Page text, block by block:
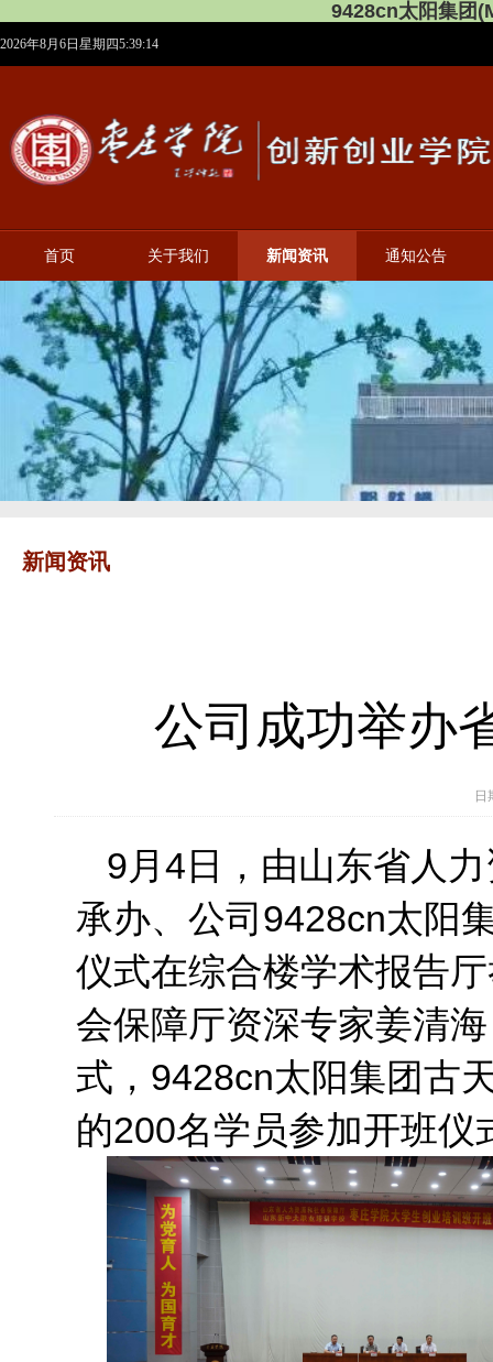
9428cn太阳集团
2026年8月6日星期四5:39:15
首页 关于我们 新闻资讯 通知公告
新闻资讯
公司成功举办
9月4日，由山东省人
承办、公司9428cn太阳
仪式在综合楼学术报告
会保障厅资深专家姜清
式，9428cn太阳集团古
的200名学员参加开班仪